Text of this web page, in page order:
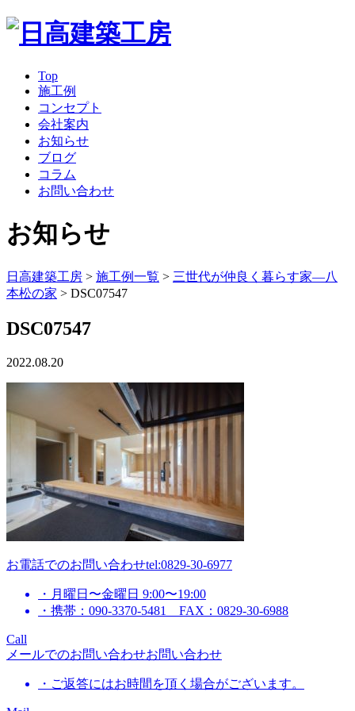
Top
施工例
コンセプト
会社案内
お知らせ
ブログ
コラム
お問い合わせ
お知らせ
日高建築工房 > 施工例一覧 > 三世代が仲良く暮らす家―八
本松の家 > DSC07547
DSC07547
2022.08.20
お電話でのお問い合わせtel:0829-30-6977
・月曜日〜金曜日 9:00〜19:00
・携帯：090-3370-5481 FAX：0829-30-6988
Call
メールでのお問い合わせお問い合わせ
・ご返答にはお時間を頂く場合がございます。